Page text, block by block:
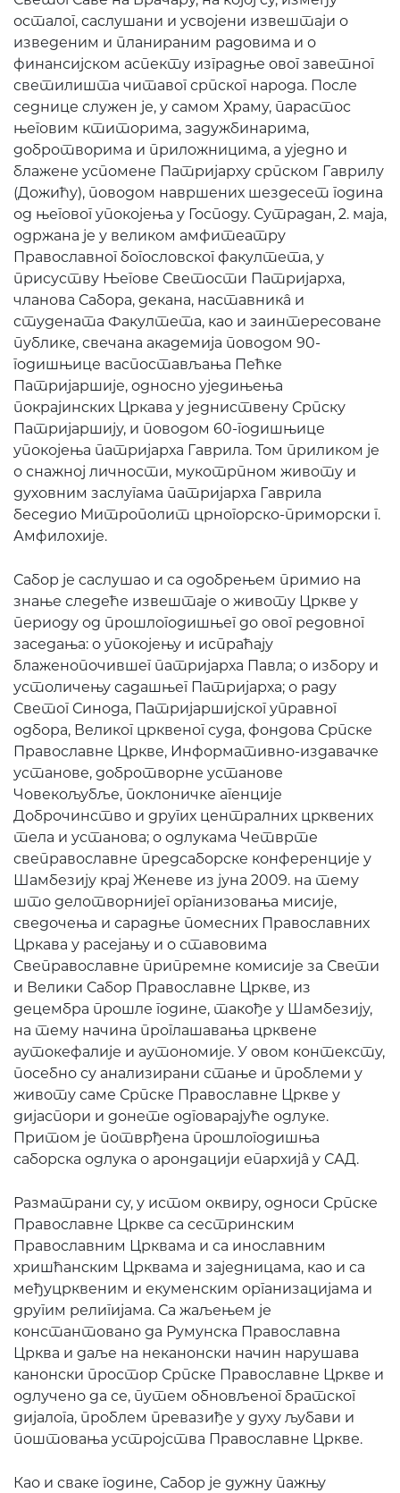
осталог, саслушани и усвојени извештаји о
изведеним и планираним радовима и о
финансијском аспекту изградње овог заветног
светилишта читавог српског народа. После
седнице служен је, у самом Храму, парастос
његовим ктиторима, задужбинарима,
добротворима и приложницима, а уједно и
блажене успомене Патријарху српском Гаврилу
(Дожићу), поводом навршених шездесет година
од његовог упокојења у Господу. Сутрадан, 2. маја,
одржана је у великом амфитеатру
Православног богословског факултета, у
присуству Његове Светости Патријарха,
чланова Сабора, декана, наставникâ и
студената Факултета, као и заинтересоване
публике, свечана академија поводом 90-
годишњице васпостављања Пећке
Патријаршије, односно уједињења
покрајинских Цркава у једниствену Српску
Патријаршију, и поводом 60-годишњице
упокојења патријарха Гаврила. Том приликом је
о снажној личности, мукотрпном животу и
духовним заслугама патријарха Гаврила
беседио Митрополит црногорско-приморски г.
Амфилохије.
Сабор је саслушао и са одобрењем примио на
знање следеће извештаје о животу Цркве у
периоду од прошлогодишњег до овог редовног
заседања: о упокојењу и испраћају
блаженопочившег патријарха Павла; о избору и
устоличењу садашњег Патријарха; о раду
Светог Синода, Патријаршијског управног
одбора, Великог црквеног суда, фондова Српске
Православне Цркве, Информативно-издавачке
установе, добротворне установе
Човекољубље, поклоничке агенције
Доброчинство и других централних црквених
тела и установа; о одлукама Четврте
свеправославне предсаборске конференције у
Шамбезију крај Женеве из јуна 2009. на тему
што делотворнијег организовања мисије,
сведочења и сарадње помесних Православних
Цркава у расејању и о ставовима
Свеправославне припремне комисије за Свети
и Велики Сабор Православне Цркве, из
децембра прошле године, такође у Шамбезију,
на тему начина проглашавања црквене
аутокефалије и аутономије. У овом контексту,
посебно су анализирани стање и проблеми у
животу саме Српске Православне Цркве у
дијаспори и донете одговарајуће одлуке.
Притом је потврђена прошлогодишња
саборска одлука о арондацији епархијâ у САД.
Разматрани су, у истом оквиру, односи Српске
Православне Цркве са сестринским
Православним Црквама и са инославним
хришћанским Црквама и заједницама, као и са
међуцрквеним и екуменским организацијама и
другим религијама. Са жаљењем је
константовано да Румунска Православна
Црква и даље на неканонски начин нарушава
канонски простор Српске Православне Цркве и
одлучено да се, путем обновљеног братског
дијалога, проблем превазиђе у духу љубави и
поштовања устројства Православне Цркве.
Као и сваке године, Сабор је дужну пажњу